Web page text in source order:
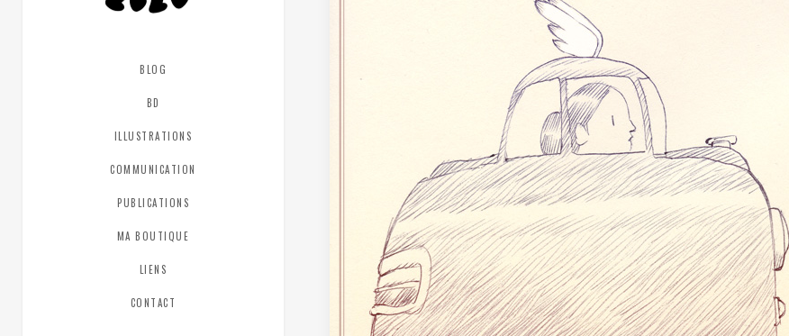
BLOG
BD
ILLUSTRATIONS
COMMUNICATION
PUBLICATIONS
MA BOUTIQUE
LIENS
CONTACT